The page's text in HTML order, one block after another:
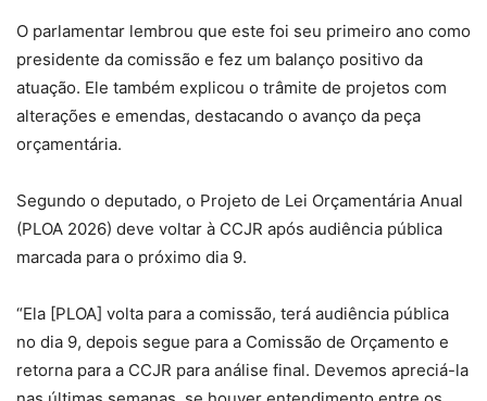
O parlamentar lembrou que este foi seu primeiro ano como
presidente da comissão e fez um balanço positivo da
atuação. Ele também explicou o trâmite de projetos com
alterações e emendas, destacando o avanço da peça
orçamentária.
Segundo o deputado, o Projeto de Lei Orçamentária Anual
(PLOA 2026) deve voltar à CCJR após audiência pública
marcada para o próximo dia 9.
“Ela [PLOA] volta para a comissão, terá audiência pública
no dia 9, depois segue para a Comissão de Orçamento e
retorna para a CCJR para análise final. Devemos apreciá-la